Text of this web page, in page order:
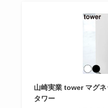
山崎実業 tower マグ
タワー